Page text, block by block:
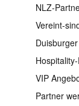
NLZ-
Vereint-
VIP
Partner